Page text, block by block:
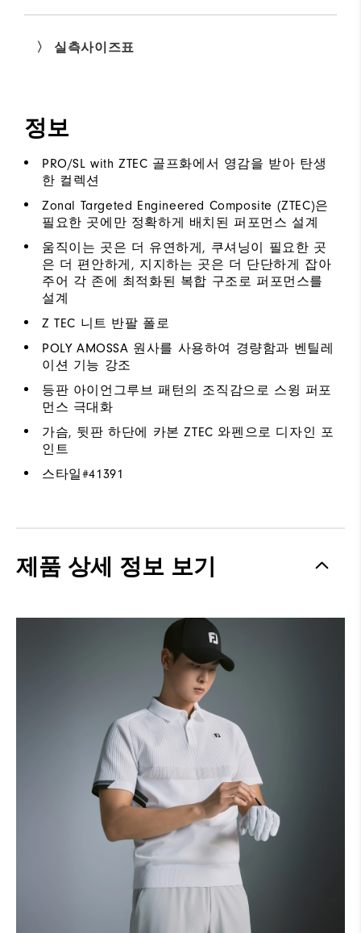
〉 실측사이즈표
정보
PRO/SL with ZTEC 골프화에서 영감을 받아 탄생
한 컬렉션
Zonal Targeted Engineered Composite (ZTEC)은
필요한 곳에만 정확하게 배치된 퍼포먼스 설계
움직이는 곳은 더 유연하게, 쿠셔닝이 필요한 곳
은 더 편안하게, 지지하는 곳은 더 단단하게 잡아
주어 각 존에 최적화된 복합 구조로 퍼포먼스를
설계
Z TEC 니트 반팔 폴로
POLY AMOSSA 원사를 사용하여 경량함과 벤틸레
이션 기능 강조
등판 아이언그루브 패턴의 조직감으로 스윙 퍼포
먼스 극대화
가슴, 뒷판 하단에 카본 ZTEC 와펜으로 디자인 포
인트
스타일#41391
제품 상세 정보 보기